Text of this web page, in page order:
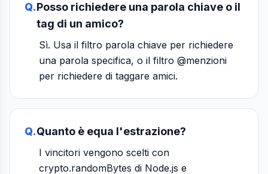
Q.Posso richiedere una parola chiave o il
tag di un amico?
Sì. Usa il filtro parola chiave per richiedere
una parola specifica, o il filtro @menzioni
per richiedere di taggare amici.
Q.Quanto è equa l'estrazione?
I vincitori vengono scelti con
crypto.randomBytes di Node.js e